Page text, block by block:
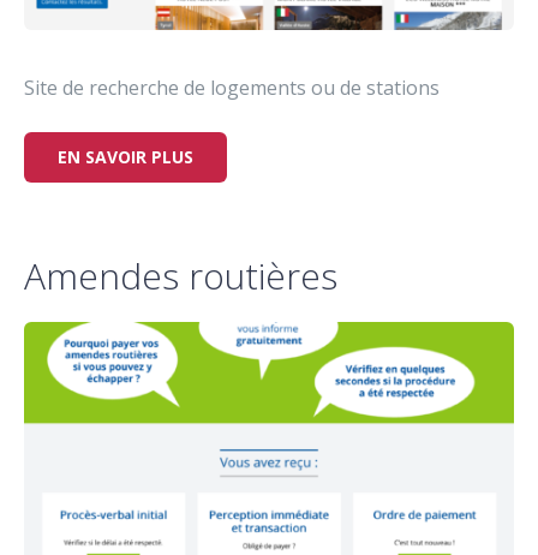
Site de recherche de logements ou de stations
EN SAVOIR PLUS
Amendes routières